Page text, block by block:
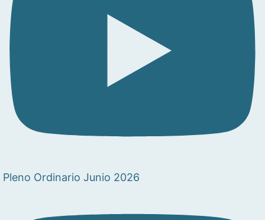
Pleno Ordinario Junio 2026